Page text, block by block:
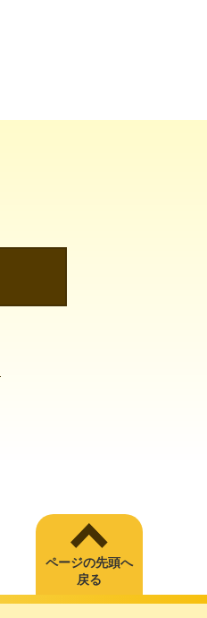
ページの先頭へ
戻る